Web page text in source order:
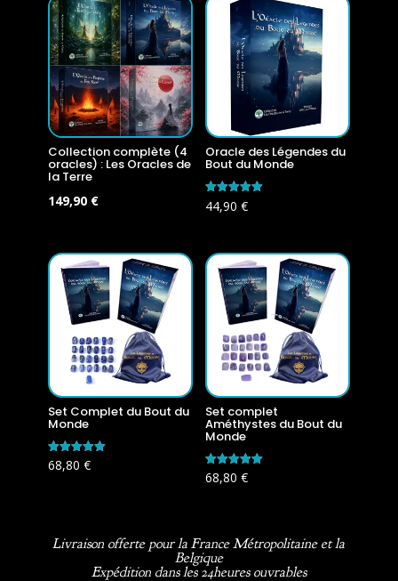
Collection complète (4
oracles) : Les Oracles de
la Terre
Le
était :
179,60 €.
149,90 €Le
est :
149,90 €.
Oracle des Légendes du
Bout du Monde
Note
5.00
44,90 €
Set Complet du Bout du
Monde
Note
5.00
68,80 €
Set complet
Améthystes du Bout du
Monde
Note
5.00
68,80 €
Livraison offerte pour la France Métropolitaine et la
Belgique
Expédition dans les 24heures ouvrables